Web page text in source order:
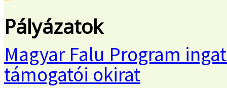
Pályázatok
Magyar Falu Program
támogatói okirat